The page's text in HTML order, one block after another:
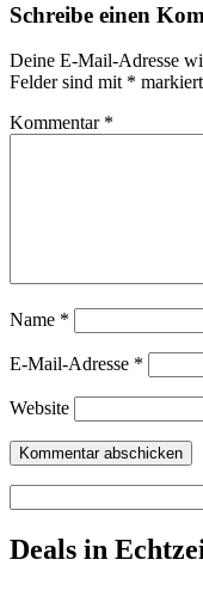
Schreibe einen
Deine E-Mail-Adresse
Felder sind mit * markiert
Kommentar *
Name *
E-Mail-Adresse *
Website
Deals in